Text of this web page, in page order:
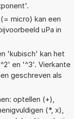
micro) kan een
uPa in
'kubisch' kan het
en '^3'. Vierkante
geschreven als
optellen (+),
(*, x),